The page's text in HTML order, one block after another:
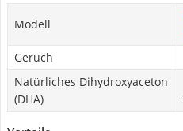
Modell
Geruch
Natürliches Dihydroxyaceton
(DHA)